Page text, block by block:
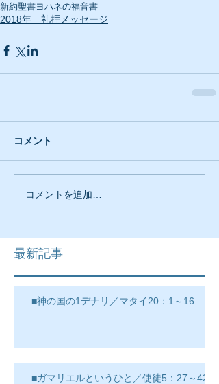
新約聖書ヨハネの福音書
2018年 礼拝メッセージ
コメント
コメントを追加…
最新記事
■神の国の1デナリ／マタイ20：1～16
■ガマリエルというひと／使徒5：27～42